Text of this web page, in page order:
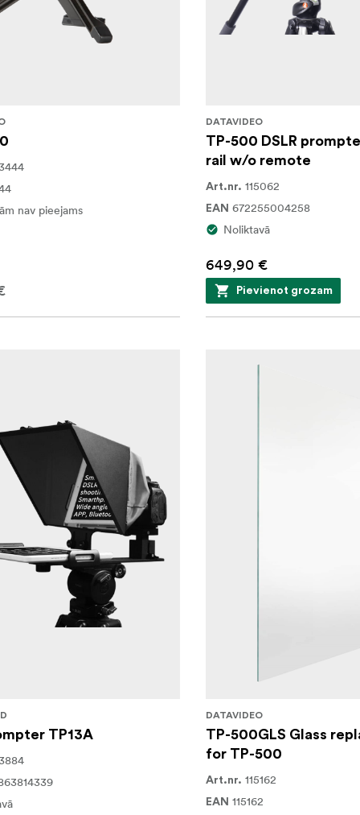
nav pieejams
DATAVIDEO
TP-500 DSLR
rail w/o remote
Art.nr. 115062
EAN 672255004258
Noliktavā
649,90 €
Pievienot grozam
TP13A
DATAVIDEO
TP-500GLS Glass
for TP-500
Art.nr. 115162
EAN 115162